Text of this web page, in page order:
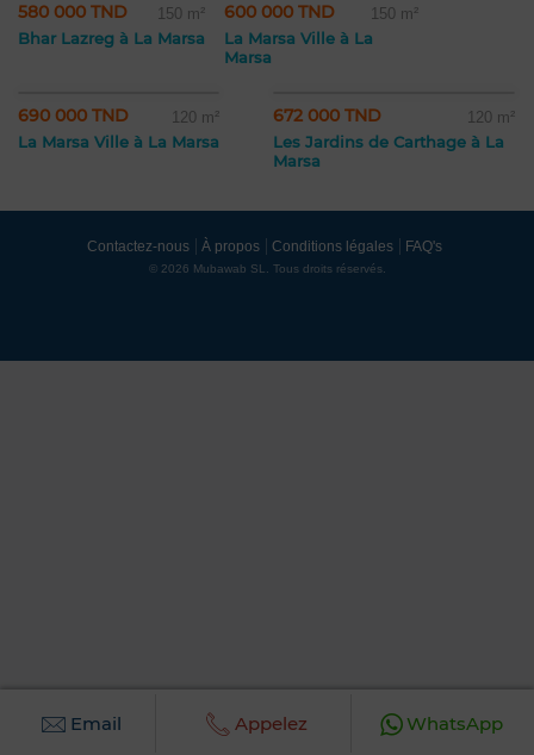
580 000 TND 150 m²
Bhar Lazreg à La Marsa
600 000 TND 150 m²
La Marsa Ville à La
Marsa
690 000 TND 120 m²
La Marsa Ville à La Marsa
672 000 TND 120 m²
Les Jardins de Carthage à La
Marsa
Email Appelez WhatsApp
Contactez-nous À propos Conditions légales FAQ's
© 2026 Mubawab SL. Tous droits réservés.